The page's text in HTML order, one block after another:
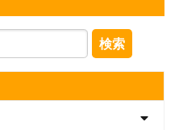
検索